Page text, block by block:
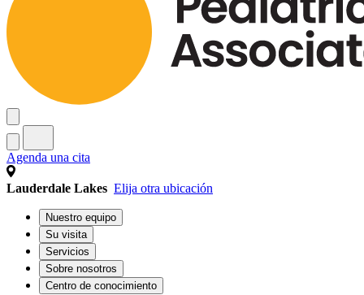
Agenda una cita
Lauderdale Lakes Elija otra ubicación
Nuestro equipo
Su visita
Servicios
Sobre nosotros
Centro de conocimiento